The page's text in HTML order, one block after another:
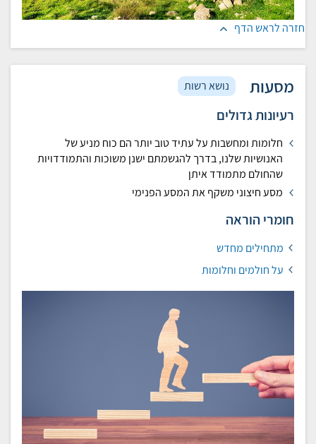
חזרה לראש הדף
מסעות נושא רשות
רעיונות גדולים
חלומות ומחשבות על עתיד טוב יותר הם כוח מניע של
האנושיות שלנו, בדרך להגשמתם ישנן משוכות והתמודדויות
שהחולם מתמודד איתן
מסע חיצוני משקף את המסע הפנימי
חומרי הוראה
מתחילים מחדש
על חולמים וחלומות